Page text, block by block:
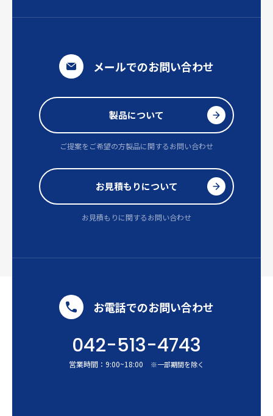
メールでのお問い合わせ
製品について
ご提案をご希望の方製品に関するお問い合わせ
お見積もりについて
お見積もりに関するお問い合わせ
お電話でのお問い合わせ
042-513-4743
営業時間： 9:00~18:00 ※一部期間を除く